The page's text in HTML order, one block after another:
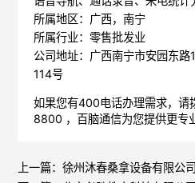
所属地区：广西，南宁
所属行业：零售批发业
公司地址：广西南宁市安园东
114号
如果您有400电话办理需求，
8800 ， 百脑通信为您提供更专
上一篇： 徐州沐春桑拿设备有限公司